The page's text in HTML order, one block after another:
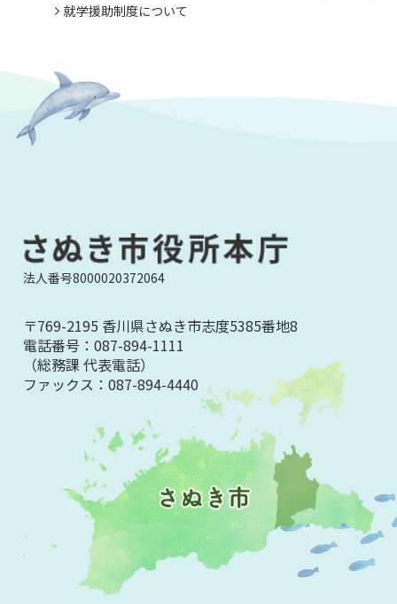
就学援助制度について
法人番号8000020372064
〒769-2195 香川県さぬき市志度5385番地8
電話番号：087-894-1111
（総務課 代表電話）
ファックス：087-894-4440